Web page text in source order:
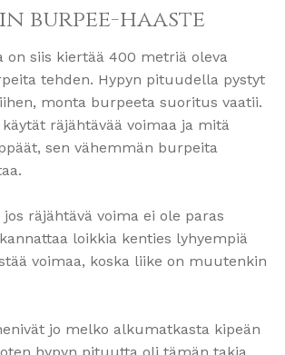
burpee-haaste
on siis kiertää 400 metriä oleva
tehden. Hypyn pituudella pystyt
monta burpeeta suoritus vaatii.
räjähtävää voimaa ja mitä
sen vähemmän burpeita
räjähtävä voima ei ole paras
loikkia kenties lyhyempiä
voimaa, koska liike on muutenkin
jo melko alkumatkasta kipeän
hypyn pituutta oli tämän takia